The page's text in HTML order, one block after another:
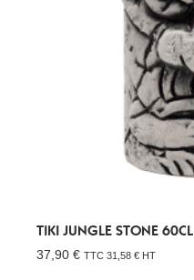
TIKI JUNGLE STONE 60CL
37,90 € TTC 31,58 € HT